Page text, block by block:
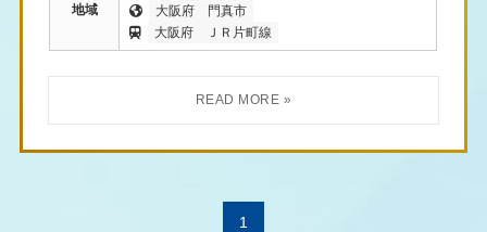
地域 大阪府
門真市
大阪府
ＪＲ片町線
1